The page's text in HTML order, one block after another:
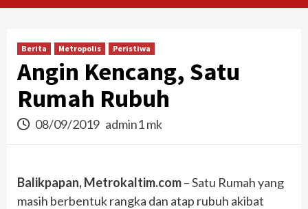
Berita Metropolis Peristiwa
Angin Kencang, Satu
Rumah Rubuh
08/09/2019 admin1 mk
Balikpapan, Metrokaltim.com– Satu Rumah yang
masih berbentuk rangka dan atap rubuh akibat